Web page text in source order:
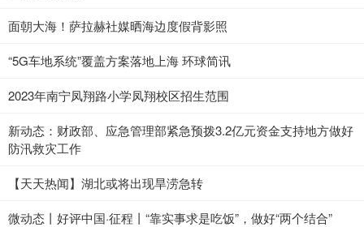
面朝大海！萨拉赫社媒晒海边度假背影照
“5G车地系统”覆盖方案落地上海 环球简讯
2023年南宁凤翔路小学凤翔校区招生范围
新动态：财政部、应急管理部紧急预拨3.2亿元资金支持地方做好
防汛救灾工作
【天天热闻】湖北或将出现旱涝急转
微动态丨好评中国·征程丨“靠实事求是吃饭”，做好“两个结合”